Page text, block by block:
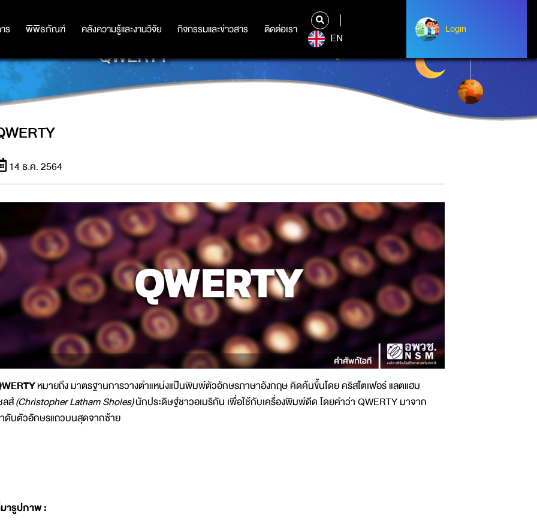
ร พิพิธภัณฑ์ คลังความรู้และงานวิจัย กิจกรรมและข่าวสาร ติดต่อเรา
ร พิพิธภัณฑ์ คลังความรู้และงานวิจัย กิจกรรมและข่าวสาร ติดต่อเรา
EN
Login
Login
QWERTY
14 ธ.ค. 2564
หมายถึง มาตรฐานการวางตำแหน่งแป้นพิมพ์ตัวอักษรภาษาอังกฤษ คิดค้นขึ้นโดย คริสโตเฟอร์ แลตแฮม
ลส์(Christopher Latham Sholes)นักประดิษฐ์ชาวอเมริกัน เพื่อใช้กับเครื่องพิมพ์ดีด โดยคำว่า QWERTY มาจาก
ดับตัวอักษรแถวบนสุดจากซ้าย
ารูปภาพ: